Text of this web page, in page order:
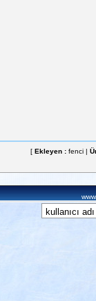
[ Ekleyen : fenci |